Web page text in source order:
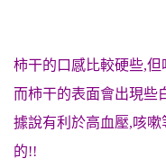
柿干的口感比較硬些,
而柿干的表面會出現些
據說有利於高血壓,咳
的!!